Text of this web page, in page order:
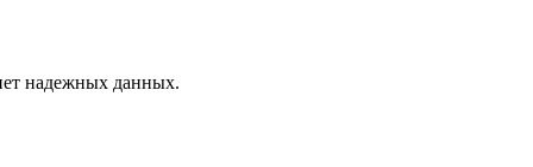
надежных данных.